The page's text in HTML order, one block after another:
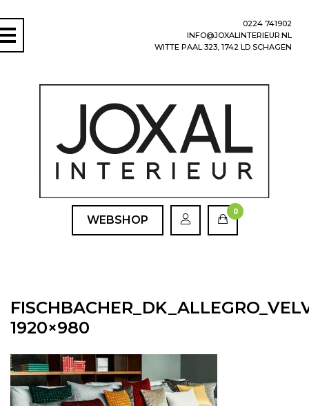
0224 741902
INFO@JOXALINTERIEUR.NL
WITTE PAAL 323, 1742 LD SCHAGEN
WEBSHOP
0
1920×980